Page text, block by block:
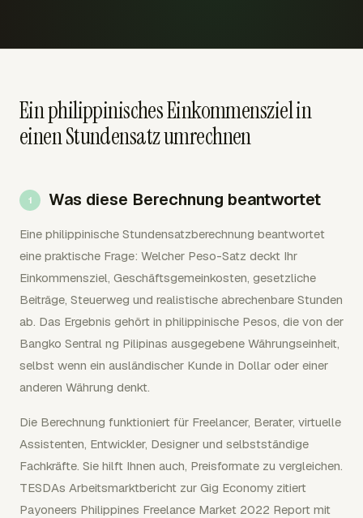
Ein philippinisches Einkommensziel in
einen Stundensatz umrechnen
Was diese Berechnung beantwortet
Eine philippinische Stundensatzberechnung beantwortet
eine praktische Frage: Welcher Peso-Satz deckt Ihr
Einkommensziel, Geschäftsgemeinkosten, gesetzliche
Beiträge, Steuerweg und realistische abrechenbare Stunden
ab. Das Ergebnis gehört in philippinische Pesos, die von der
Bangko Sentral ng Pilipinas ausgegebene Währungseinheit,
selbst wenn ein ausländischer Kunde in Dollar oder einer
anderen Währung denkt.
Die Berechnung funktioniert für Freelancer, Berater, virtuelle
Assistenten, Entwickler, Designer und selbstständige
Fachkräfte. Sie hilft Ihnen auch, Preisformate zu vergleichen.
TESDAs Arbeitsmarktbericht zur Gig Economy zitiert
Payoneers Philippines Freelance Market 2022 Report mit